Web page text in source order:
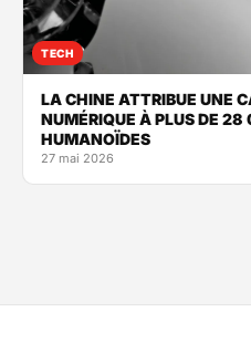
TECH
LA CHINE ATTRIBUE UNE
NUMÉRIQUE À PLUS DE
HUMANOÏDES
27 mai 2026